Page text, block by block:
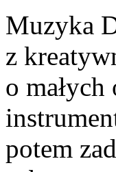
Muzyka
z
o
potem